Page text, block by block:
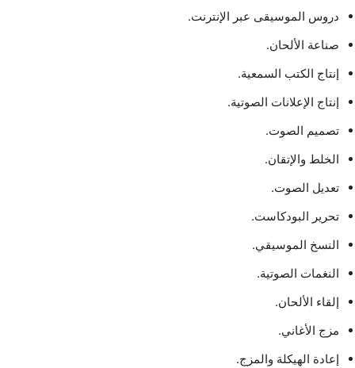
دروس الموسيقى عبر الإنترنت.
صناعة الألحان.
إنتاج الكتب السمعية.
إنتاج الإعلانات الصوتية.
تصميم الصوت.
الخلط والإتقان.
تعديل الصوت.
تحرير البودكاست.
النسخ الموسيقي.
النغمات الصوتية.
إلقاء الألحان.
مزج الأغاني.
إعادة الهيكلة والمزج.